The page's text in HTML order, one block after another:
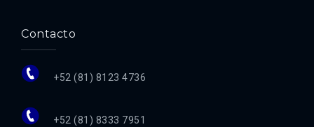
Contacto
+52 (81) 8123 4736
+52 (81) 8333 7951